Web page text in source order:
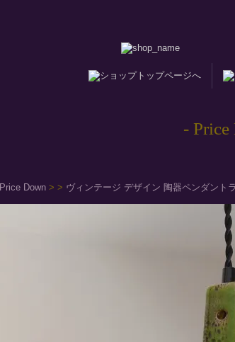
-
Price Down > > ヴィンテージ デザイン 陶器ペンダント